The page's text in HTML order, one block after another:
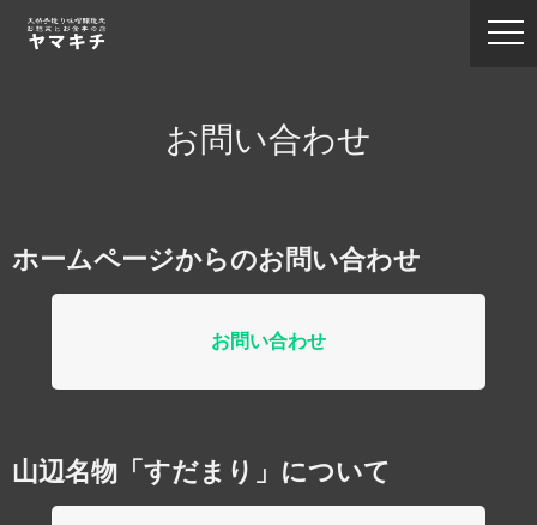
お問い合わせ
ホームページからのお問い合わせ
お問い合わせ
山辺名物「すだまり」について